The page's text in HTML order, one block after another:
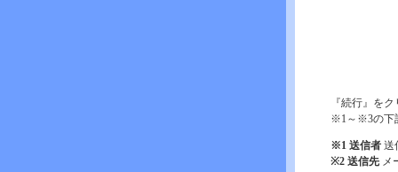
『続行』を
※1～※3の下
※1 送信者 送
※2 送信先 メ